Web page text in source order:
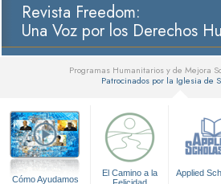
Revista Freedom:
Una Voz por los Derechos
Programas Humanitarios y de Mejora
Patrocinados por la Iglesia de
Cómo Ayudamos
El Camino a la
Applied